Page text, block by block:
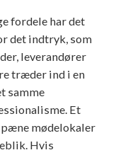
fordele har det
det indtryk, som
leverandører
træder ind i en
samme
Et
mødelokaler
Hvis